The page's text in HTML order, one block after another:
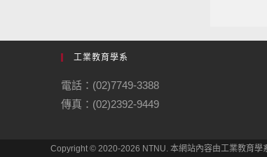
工業教育學系
電話：(02)7749-3388
傳真：(02)2392-9449
Copyright © 2020-2026 NTNU. 本網站內容由工業教育學